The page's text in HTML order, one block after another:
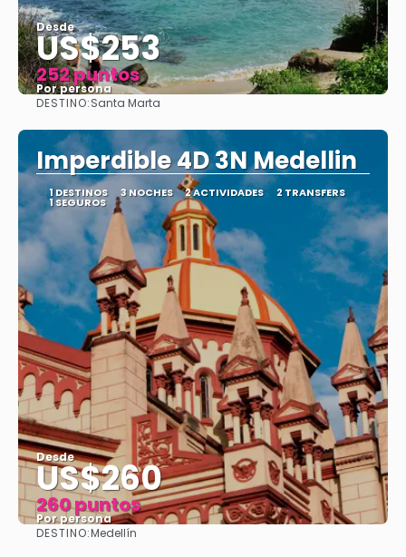
Desde
US$253
252 puntos
Por persona
DESTINO:Santa Marta
Imperdible 4D 3N Medellin
1 DESTINOS 3 NOCHES 2 ACTIVIDADES 2 TRANSFERS
1 SEGUROS
Desde
US$260
260 puntos
Por persona
DESTINO:Medellín